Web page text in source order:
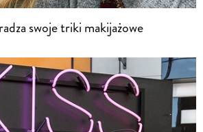
swoje triki makijażowe